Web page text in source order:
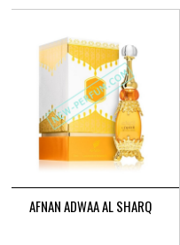
AFNAN ADWAA AL SHARQ